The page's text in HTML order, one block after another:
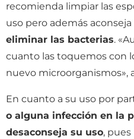
recomienda limpiar las
uso pero además aconseja
eliminar las bacterias.
cuanto las toquemos con
nuevo microorganismos»,
En cuanto a su uso por
o alguna infección en la
desaconseja su uso,